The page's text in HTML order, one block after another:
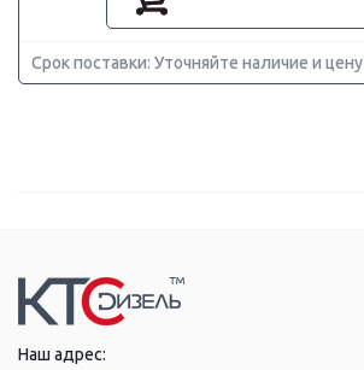
Срок поставки: Уточняйте наличие и цену
Наш адрес: